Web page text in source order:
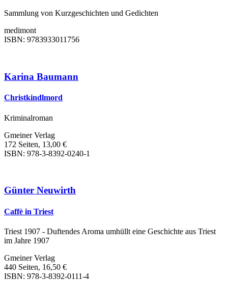
Sammlung von Kurzgeschichten und Gedichten
medimont
ISBN: 9783933011756
Karina Baumann
Christkindlmord
Kriminalroman
Gmeiner Verlag
172 Seiten, 13,00 €
ISBN: 978-3-8392-0240-1
Günter Neuwirth
Caffè in Triest
Triest 1907 - Duftendes Aroma umhüllt eine Geschichte aus Triest
im Jahre 1907
Gmeiner Verlag
440 Seiten, 16,50 €
ISBN: 978-3-8392-0111-4